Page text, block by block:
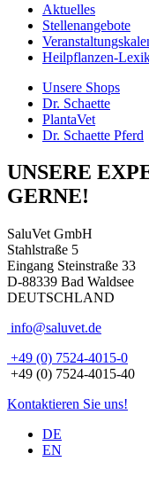
Aktuelles
Stellenangebote
Heilpflanzen-
Unsere Shops
Dr. Schaette
PlantaVet
Dr. Schaette Pferd
UNSERE
GERNE!
SaluVet GmbH
Stahlstraße 5
Eingang Steinstraße 33
D-88339 Bad Waldsee
DEUTSCHLAND
info@saluvet.de
+49 (0) 7524-4015-0
+49 (0) 7524-4015-40
Kontaktieren Sie uns!
DE
EN